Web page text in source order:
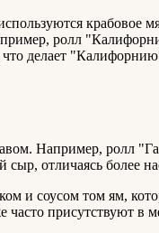
крабовое
ролл
делает
Например, ролл
сыр, отличаясь
и соусом том ям,
присутствуют в